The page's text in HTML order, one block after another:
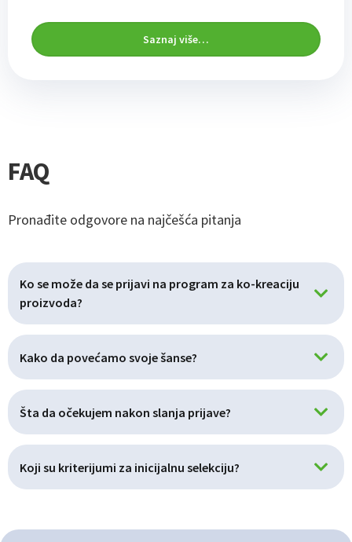
Saznaj više…
FAQ
Pronađite odgovore na najčešća pitanja
Ko se može da se prijavi na program za ko-kreaciju
proizvoda?
Kako da povećamo svoje šanse?
Šta da očekujem nakon slanja prijave?
Koji su kriterijumi za inicijalnu selekciju?